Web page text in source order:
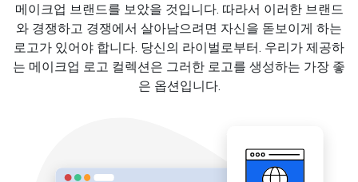
메이크업 브랜드를 보았을 것입니다. 따라서 이러한 브랜드
와 경쟁하고 경쟁에서 살아남으려면 자신을 돋보이게 하는
로고가 있어야 합니다. 당신의 라이벌로부터. 우리가 제공하
는 메이크업 로고 컬렉션은 그러한 로고를 생성하는 가장 좋
은 옵션입니다.